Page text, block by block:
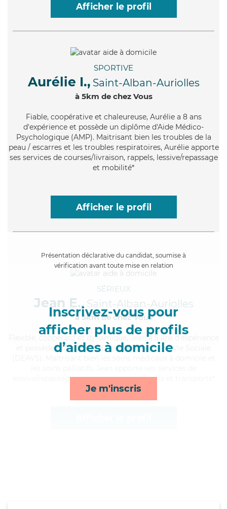
Afficher le profil
SPORTIVE
Aurélie I., Saint-Alban-Auriolles
à 5km de chez Vous
Fiable, coopérative et chaleureuse, Aurélie a 8 ans
d'expérience et possède un diplôme d'Aide Médico-
Psychologique (AMP). Maitrisant bien les troubles de la
peau / escarres et les troubles respiratoires, Aurélie apporte
ses services de courses/livraison, rappels, lessive/repassage
et mobilité*
Afficher le profil
Présentation déclarative du candidat, soumise à
vérification avant toute mise en relation
Inscrivez-vous pour
afficher plus de profils
d’aides à domicile
Je m'inscris
SÉRIEUX
Jean E., Saint-Alban-Auriolles
à 5km de chez Vous
, coopératif et dynamique, Jean a 5 ans d'expérience
et possède un diplôme d'État d'Auxiliaire de Vie Sociale
lessive/repassage, repas, compagnie/loisirs et transports*